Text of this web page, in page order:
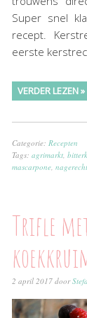
Super snel
recept.
eerste
VERDER LEZEN »
Categorie: Recepten
Tags: agrimarkt,
mascarpone, nagerecht
Trifle
2 april 2017door